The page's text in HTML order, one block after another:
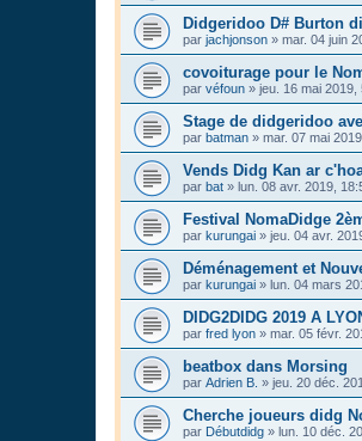
Didgeridoo D# Burton
par jachjonson » mar. 04 juin
covoiturage pour le
par véfoun » jeu. 16 mai 2019,
Stage de didgeridoo
par batman » mar. 07 mai
Vends Didg Kan ar
par bat » lun. 08 avr. 2019,
Festival NomaDidge
par kurungai » jeu. 04 avr.
Déménagement et
par kurungai » lun. 04 mars
DIDG2DIDG 2019 A
par fred lyon » mar. 05 févr.
beatbox dans Morsing
par Adrien B. » jeu. 20 déc.
Cherche joueurs didg
par Débutdidg » lun. 10 déc.